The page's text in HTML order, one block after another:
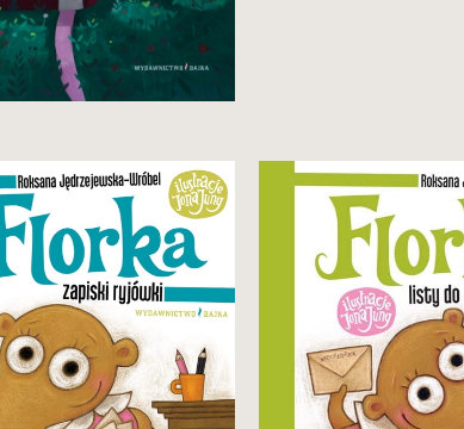
29,90 zł
Zobacz i kup
tom przygód sympatycznej
(nauka jazdy na
dzielenie się z innymi,
u dentysty, obcy, branie
pytania).
Drugi tom przygód
ryjówki (w domu
się dziwne zjawisko
młodszym